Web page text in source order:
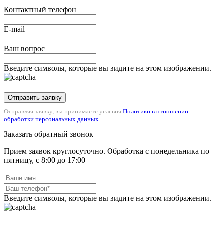
Контактный телефон
E-mail
Ваш вопрос
Введите символы, которые вы видите на этом изображении.
Отправить заявку
Отправляя заявку, вы принимаете условия Политики в отношении
обработки персональных данных
Заказать обратный звонок
Прием заявок круглосуточно. Обработка с понедельника по
пятницу, с 8:00 до 17:00
Введите символы, которые вы видите на этом изображении.